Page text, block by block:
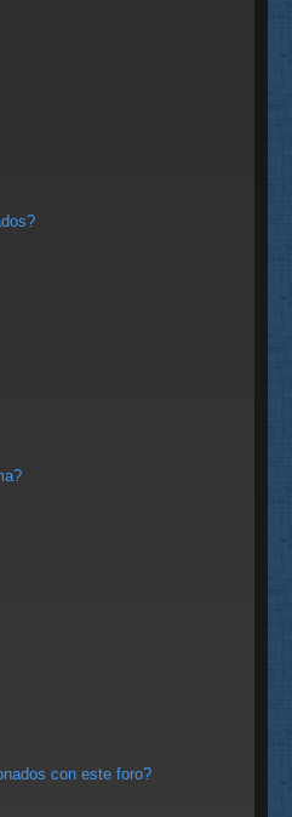
con este foro?